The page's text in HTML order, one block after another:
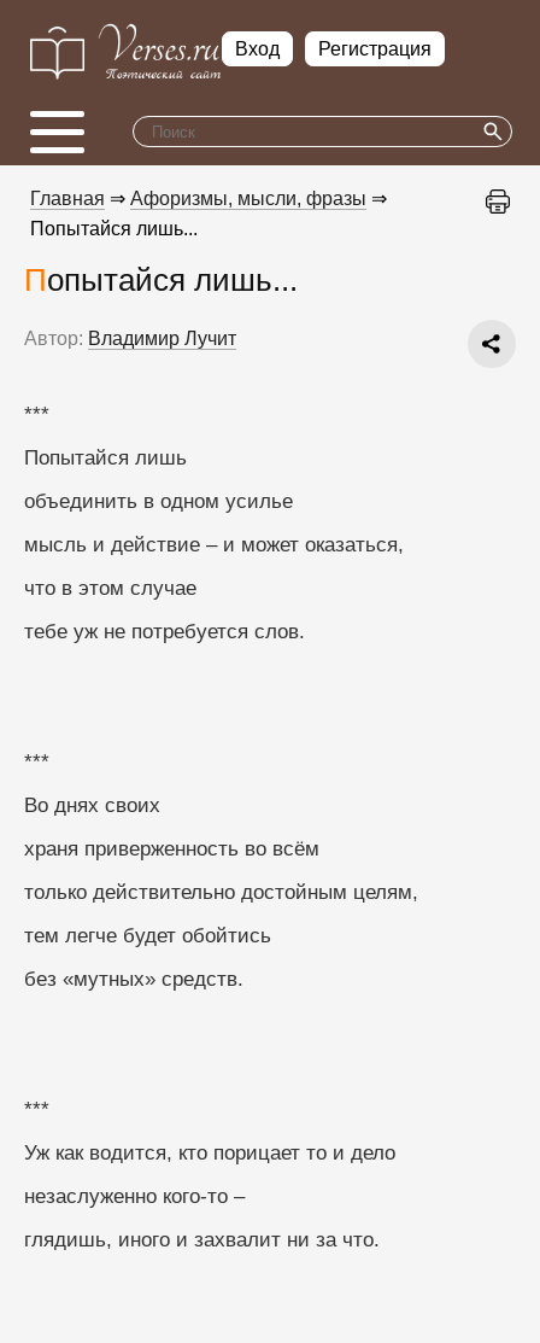
Вход Регистрация
Главная ⇒ Афоризмы, мысли, фразы ⇒
Попытайся лишь...
Попытайся лишь...
Автор: Владимир Лучит
***
Попытайся лишь
объединить в одном усилье
мысль и действие – и может оказаться,
что в этом случае
тебе уж не потребуется слов.
***
Во днях своих
храня приверженность во всём
только действительно достойным целям,
тем легче будет обойтись
без «мутных» средств.
***
Уж как водится, кто порицает то и дело
незаслуженно кого-то –
глядишь, иного и захвалит ни за что.